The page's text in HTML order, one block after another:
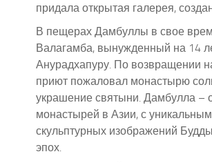
придала открытая галерея,
В пещерах Дамбуллы в свое
Валагамба, вынужденный на 14
Анурадхапуру. По возвращении
приют пожаловал монастырю
украшение святыни. Дамбулла –
монастырей в Азии, с
скульптурных изображений
эпох.